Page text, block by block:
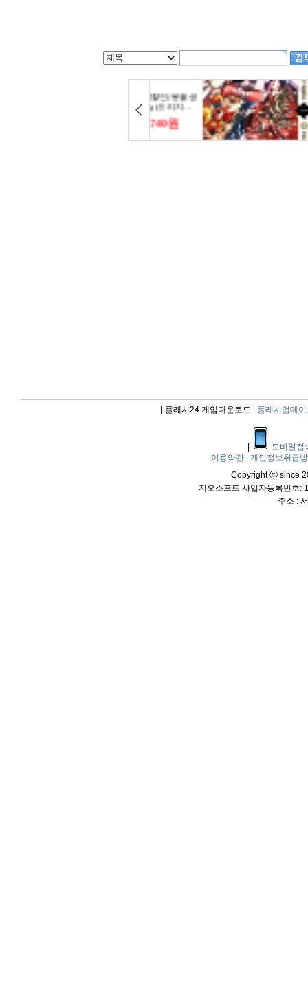
플래시24 게임다운로드 | 플래시업데이
모바일접
이용약관
개인정보취급
Copyright ⓒ since
지오소프트 사업자등록번호:
주소 :